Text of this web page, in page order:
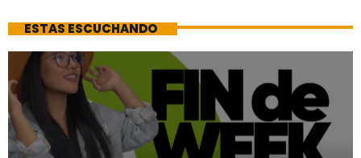
ESTAS ESCUCHANDO